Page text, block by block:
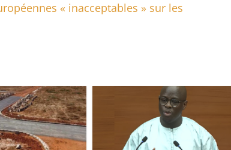
« inacceptables » sur les